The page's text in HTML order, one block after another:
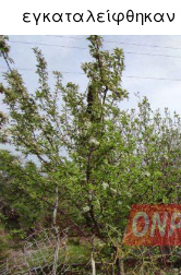
εγκαταλείφθηκαν